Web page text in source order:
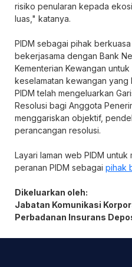
risiko penularan kepada
luas," katanya.
PIDM sebagai pihak
bekerjasama dengan Bank
Kementerian Kewangan
keselamatan kewangan yang
PIDM telah mengeluarkan
Resolusi bagi Anggota
menggariskan objektif,
perancangan resolusi.
Layari laman web PIDM untuk
peranan PIDM sebagai pihak
Dikeluarkan oleh:
Jabatan Komunikasi
Perbadanan Insurans